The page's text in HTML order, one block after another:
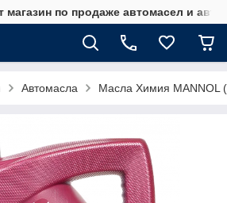
магазин по продаже автомасел и
Автомасла Масла Химия MANNOL